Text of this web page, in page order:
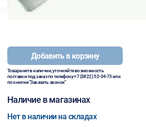
Добавить в корзину
Товара нет в наличии, уточняйте возможность
поставки под заказ по телефону+7 (3822) 52-34-73или
по кнопке "Заказать звонок"
Наличие в магазинах
Нет в наличии на складах